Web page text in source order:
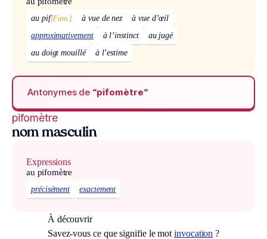
au pif[Fam.] à vue de nez
à vue d’œil
approximativement
à l’instinct
au jugé
au doigt mouillé
à l’estime
Antonymes de “pifomètre“
pifomètre
nom masculin
Expressions
au pifomètre
précisément exactement
À découvrir
Savez-vous ce que signifie le motinvocation ?